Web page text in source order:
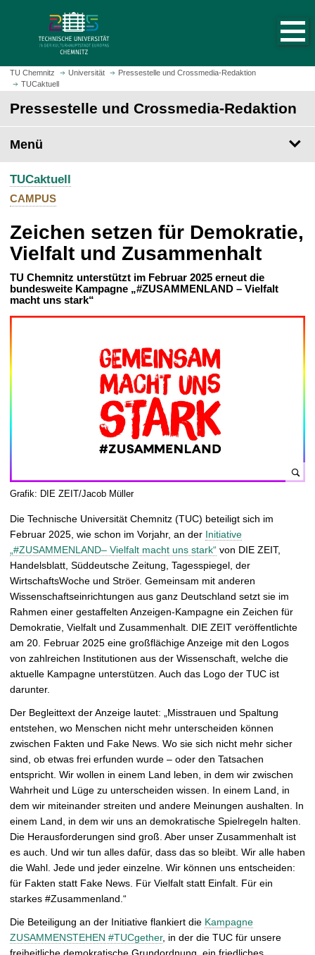
m
H
t
s
i
e
a
u
f
r
u
f
e
TU Chemnitz Universität
Pressestelle und Crossmedia-Redaktion
TUCaktuell
Pressestelle und Crossmedia-Redaktion
Menü
TUCaktuell
CAMPUS
Zeichen setzen für Demokratie,
Vielfalt und Zusammenhalt
TU Chemnitz unterstützt im Februar 2025 erneut die
bundesweite Kampagne „#ZUSAMMENLAND – Vielfalt
macht uns stark“
l
d
v
e
r
g
r
ö
ß
e
r
Grafik: DIE ZEIT/Jacob Müller
Die Technische Universität Chemnitz (TUC) beteiligt sich im
Februar 2025, wie schon im Vorjahr, an der Initiative
„#ZUSAMMENLAND– Vielfalt macht uns stark“ von DIE ZEIT,
Handelsblatt, Süddeutsche Zeitung, Tagesspiegel, der
WirtschaftsWoche und Ströer. Gemeinsam mit anderen
Wissenschaftseinrichtungen aus ganz Deutschland setzt sie im
Rahmen einer gestaffelten Anzeigen-Kampagne ein Zeichen für
Demokratie, Vielfalt und Zusammenhalt. DIE ZEIT veröffentlichte
am 20. Februar 2025 eine großflächige Anzeige mit den Logos
von zahlreichen Institutionen aus der Wissenschaft, welche die
aktuelle Kampagne unterstützen. Auch das Logo der TUC ist
darunter.
Der Begleittext der Anzeige lautet: „Misstrauen und Spaltung
entstehen, wo Menschen nicht mehr unterscheiden können
zwischen Fakten und Fake News. Wo sie sich nicht mehr sicher
sind, ob etwas frei erfunden wurde – oder den Tatsachen
entspricht. Wir wollen in einem Land leben, in dem wir zwischen
Wahrheit und Lüge zu unterscheiden wissen. In einem Land, in
dem wir miteinander streiten und andere Meinungen aushalten. In
einem Land, in dem wir uns an demokratische Spielregeln halten.
Die Herausforderungen sind groß. Aber unser Zusammenhalt ist
es auch. Und wir tun alles dafür, dass das so bleibt. Wir alle haben
die Wahl. Jede und jeder einzelne. Wir können uns entscheiden:
für Fakten statt Fake News. Für Vielfalt statt Einfalt. Für ein
starkes #Zusammenland.“
Die Beteiligung an der Initiative flankiert die Kampagne
ZUSAMMENSTEHEN #TUCgether, in der die TUC für unsere